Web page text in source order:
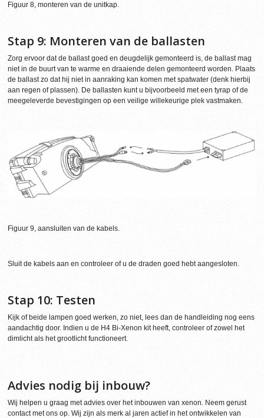
Figuur 8, monteren van de unitkap.
Stap 9: Monteren van de ballasten
Zorg ervoor dat de ballast goed en deugdelijk gemonteerd is, de ballast mag
niet in de buurt van te warme en draaiende delen gemonteerd worden. Plaats
de ballast zo dat hij niet in aanraking kan komen met spatwater (denk hierbij
aan regen of plassen). De ballasten kunt u bijvoorbeeld met een tyrap of de
meegeleverde bevestigingen op een veilige willekeurige plek vastmaken.
Figuur 9, aansluiten van de kabels.
Sluit de kabels aan en controleer of u de draden goed hebt aangesloten.
Stap 10: Testen
Kijk of beide lampen goed werken, zo niet, lees dan de handleiding nog eens
aandachtig door. Indien u de H4 Bi-Xenon kit heeft, controleer of zowel het
dimlicht als het grootlicht functioneert.
Advies nodig bij inbouw?
Wij helpen u graag met advies over het inbouwen van xenon. Neem gerust
contact met ons op. Wij zijn als merk al jaren actief in het ontwikkelen van